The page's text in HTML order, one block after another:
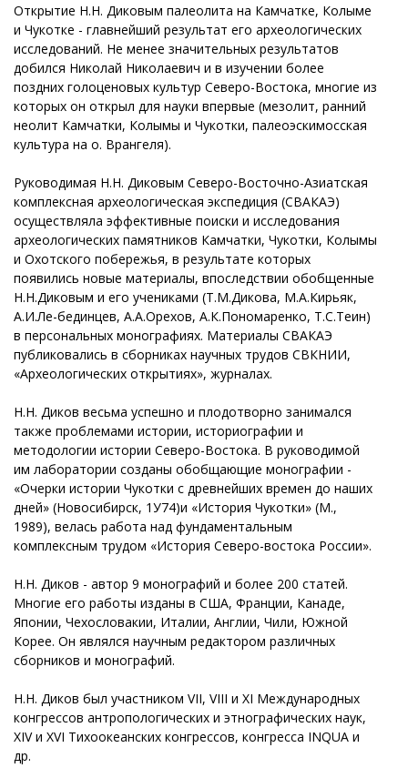
Открытие Н.Н. Диковым палеолита на Камчатке, Колыме
и Чукотке - главнейший результат его археологических
исследований. Не менее значительных результатов
добился Николай Николаевич и в изучении более
поздних голоценовых культур Северо-Востока, многие из
которых он открыл для науки впервые (мезолит, ранний
неолит Камчатки, Колымы и Чукотки, палеоэскимосская
культура на о. Врангеля).
Руководимая Н.Н. Диковым Северо-Восточно-Азиатская
комплексная археологическая экспедиция (СВАКАЭ)
осуществляла эффективные поиски и исследования
археологических памятников Камчатки, Чукотки, Колымы
и Охотского побережья, в результате которых
появились новые материалы, впоследствии обобщенные
Н.Н.Диковым и его учениками (Т.М.Дикова, М.А.Кирьяк,
А.И.Ле-бединцев, А.А.Орехов, А.К.Пономаренко, Т.С.Теин)
в персональных монографиях. Материалы СВАКАЭ
публиковались в сборниках научных трудов СВКНИИ,
«Археологических открытиях», журналах.
Н.Н. Диков весьма успешно и плодотворно занимался
также проблемами истории, историографии и
методологии истории Северо-Востока. В руководимой
им лаборатории созданы обобщающие монографии -
«Очерки истории Чукотки с древнейших времен до наших
дней» (Новосибирск, 1У74)и «История Чукотки» (М.,
1989), велась работа над фундаментальным
комплексным трудом «История Северо-востока России».
Н.Н. Диков - автор 9 монографий и более 200 статей.
Многие его работы изданы в США, Франции, Канаде,
Японии, Чехословакии, Италии, Англии, Чили, Южной
Корее. Он являлся научным редактором различных
сборников и монографий.
Н.Н. Диков был участником VII, VIII и XI Международных
конгрессов антропологических и этнографических наук,
XIV и XVI Тихоокеанских конгрессов, конгресса INQUA и
др.